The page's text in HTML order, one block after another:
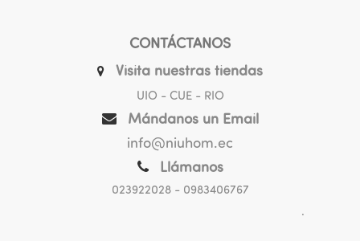
CONTÁCTANOS
Visita nuestras tiendas
UIO - CUE - RIO
Mándanos un Email
info@niuhom.ec
Llámanos
023922028- 0983406767
.